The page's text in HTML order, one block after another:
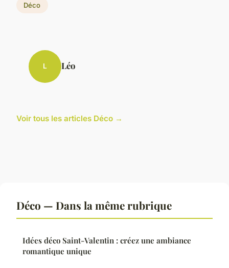
Déco
L Léo
Voir tous les articles Déco →
Déco — Dans la même rubrique
Idées déco Saint-Valentin : créez une ambiance
romantique unique